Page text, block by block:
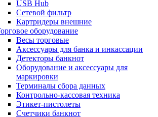
USB Hub
Сетевой фильтр
Картридеры внешние
оборудование
Весы торговые
Аксессуары для банка и инкассации
Детекторы банкнот
Оборудование и аксессуары для
маркировки
Терминалы сбора данных
Контрольно-кассовая техника
Этикет-пистолеты
Счетчики банкнот